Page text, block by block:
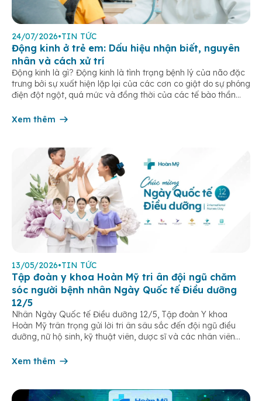
24/07/2026•TIN TỨC
Động kinh ở trẻ em: Dấu hiệu nhận biết, nguyên
nhân và cách xử trí
Động kinh là gì? Động kinh là tình trạng bệnh lý của não đặc
trưng bởi sự xuất hiện lặp lại của các cơn co giật do sự phóng
điện đột ngột, quá mức và đồng thời của các tế bào thần
Xem thêm
13/05/2026•TIN TỨC
Tập đoàn y khoa Hoàn Mỹ tri ân đội ngũ chăm
sóc người bệnh nhân Ngày Quốc tế Điều dưỡng
12/5
Nhân Ngày Quốc tế Điều dưỡng 12/5, Tập đoàn Y khoa
Hoàn Mỹ trân trọng gửi lời tri ân sâu sắc đến đội ngũ điều
dưỡng, nữ hộ sinh, kỹ thuật viên, dược sĩ và các nhân viên
âm thầm đồng hành trên […]
Xem thêm